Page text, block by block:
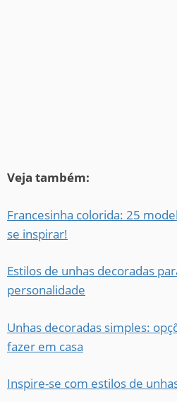
Veja também:
Francesinha colorida: 25
se inspirar!
Estilos de unhas decoradas
personalidade
Unhas decoradas simples:
fazer em casa
Inspire-se com estilos de